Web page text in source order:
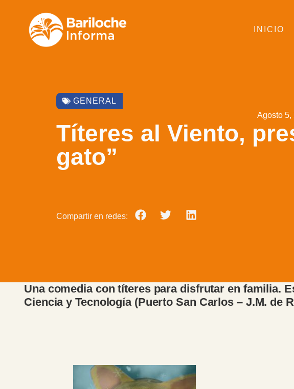
INICIO
GENERAL
Agosto 5,
Títeres al Viento,
gato”
Compartir en redes:
Una comedia con títeres para disfrutar en familia.
Ciencia y Tecnología (Puerto San Carlos – J.M. de